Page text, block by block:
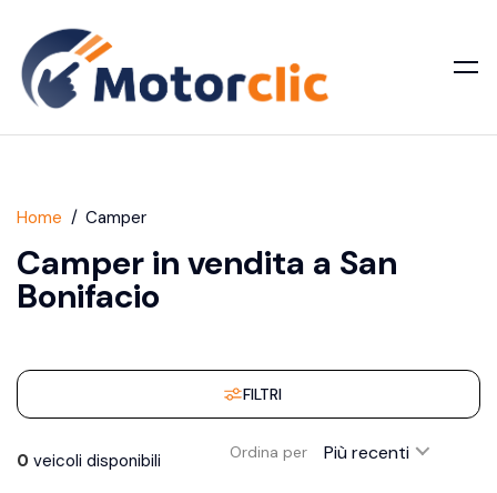
Home Camper
Camper in vendita a San
Bonifacio
FILTRI
0 veicoli disponibili Ordina per Più recenti